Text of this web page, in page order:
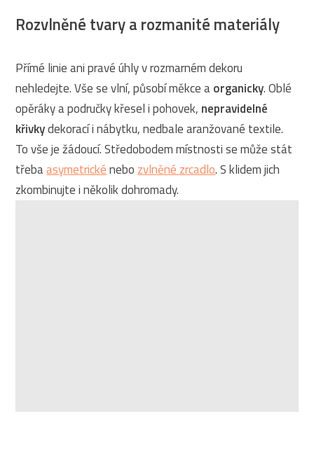
Rozvlněné tvary a rozmanité materiály
Přímé linie ani pravé úhly v rozmarném dekoru
nehledejte. Vše se vlní, působí měkce aorganicky. Oblé
opěráky a područky křesel i pohovek, nepravidelné
křivkydekorací i nábytku, nedbale aranžované textile.
To vše je žádoucí. Středobodem místnosti se může stát
třebaasymetrickénebo zvlněné zrcadlo. S klidem jich
zkombinujte i několik dohromady.